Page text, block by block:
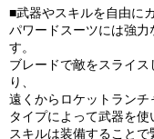
■武器やスキルを自由に
パワードスーツには強力
す。
ブレードで敵をスライ
り、
遠くからロケットラン
タイプによって武器を使
スキルは装備すること